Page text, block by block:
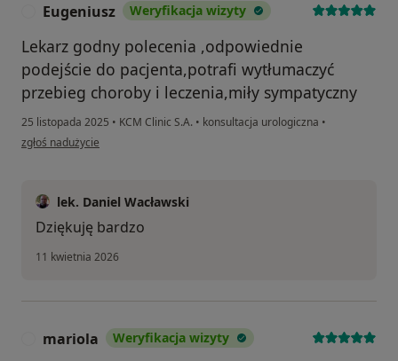
Eugeniusz Weryfikacja wizyty
Lekarz godny polecenia ,odpowiednie
podejście do pacjenta,potrafi wytłumaczyć
przebieg choroby i leczenia,miły sympatyczny
25 listopada 2025 • KCM Clinic S.A. • konsultacja urologiczna •
w opinii użytkownika Eugeniusz
zgłoś nadużycie
lek. Daniel Wacławski
Dziękuję bardzo
11 kwietnia 2026
mariola Weryfikacja wizyty